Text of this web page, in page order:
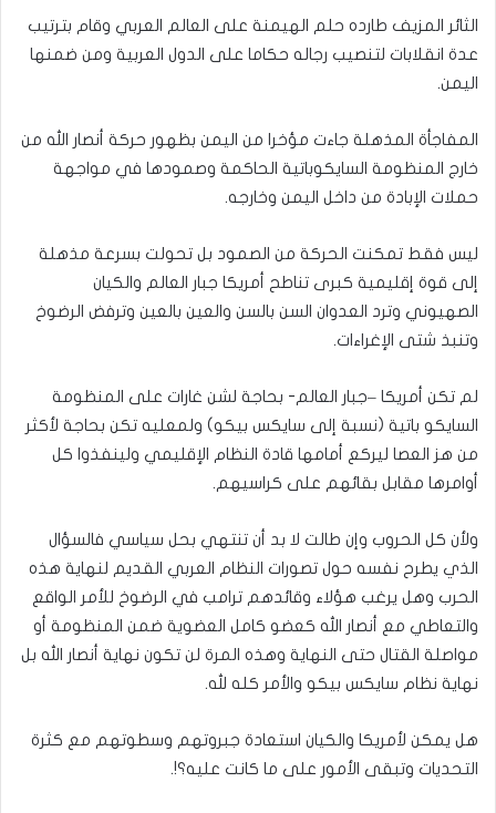
الثائر المزيف طارده حلم الهيمنة على العالم العربي وقام بترتيب
عدة انقلابات لتنصيب رجاله حكاما على الدول العربية ومن ضمنها
اليمن.
المفاجأة المذهلة جاءت مؤخرا من اليمن بظهور حركة أنصار الله من
خارج المنظومة السايكوباتية الحاكمة وصمودها في مواجهة
حملات الإبادة من داخل اليمن وخارجه.
ليس فقط تمكنت الحركة من الصمود بل تحولت بسرعة مذهلة
إلى قوة إقليمية كبرى تناطح أمريكا جبار العالم والكيان
الصهيوني وترد العدوان السن بالسن والعين بالعين وترفض الرضوخ
وتنبذ شتى الإغراءات.
لم تكن أمريكا –جبار العالم- بحاجة لشن غارات على المنظومة
السايكو باتية (نسبة إلى سايكس بيكو) ولمعليه تكن بحاجة لأكثر
من هز العصا ليركع أمامها قادة النظام الإقليمي ولينفذوا كل
أوامرها مقابل بقائهم على كراسيهم.
ولأن كل الحروب وإن طالت لا بد أن تنتهي بحل سياسي فالسؤال
الذي يطرح نفسه حول تصورات النظام العربي القديم لنهاية هذه
الحرب وهل يرغب هؤلاء وقائدهم ترامب في الرضوخ للأمر الواقع
والتعاطي مع أنصار الله كعضو كامل العضوية ضمن المنظومة أو
مواصلة القتال حتى النهاية وهذه المرة لن تكون نهاية أنصار الله بل
نهاية نظام سايكس بيكو والأمر كله لله.
هل يمكن لأمريكا والكيان استعادة جبروتهم وسطوتهم مع كثرة
التحديات وتبقى الأمور على ما كانت عليه؟!.